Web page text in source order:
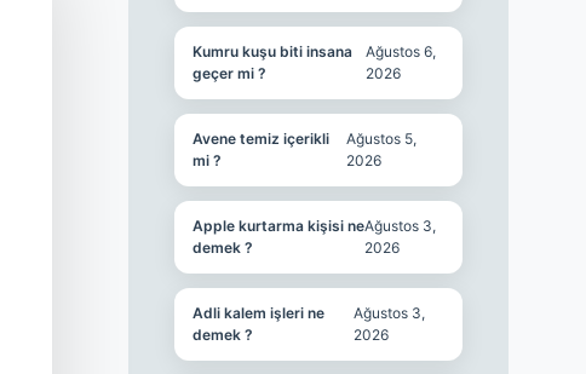
Kumru kuşu biti insana
geçer mi ?
Ağustos 6,
2026
Avene temiz içerikli
mi ?
Ağustos 5,
2026
Apple kurtarma kişisi ne
demek ?
Ağustos 3,
2026
Adli kalem işleri ne
demek ?
Ağustos 3,
2026